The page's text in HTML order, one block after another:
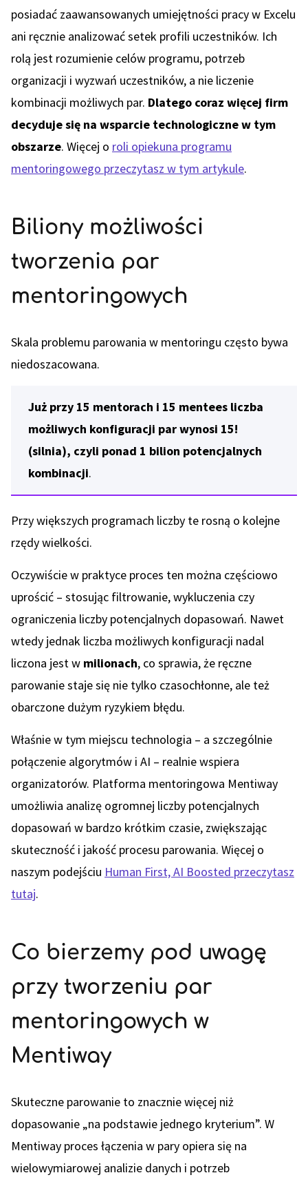
posiadać zaawansowanych umiejętności pracy w Excelu
ani ręcznie analizować setek profili uczestników. Ich
rolą jest rozumienie celów programu, potrzeb
organizacji i wyzwań uczestników, a nie liczenie
kombinacji możliwych par. Dlatego coraz więcej firm
decyduje się na wsparcie technologiczne w tym
obszarze. Więcej o roli opiekuna programu
mentoringowego przeczytasz w tym artykule.
Biliony możliwości
tworzenia par
mentoringowych
Skala problemu parowania w mentoringu często bywa
niedoszacowana.
Już przy 15 mentorach i 15 mentees liczba
możliwych konfiguracji par wynosi 15!
(silnia), czyli ponad 1 bilion potencjalnych
kombinacji.
Przy większych programach liczby te rosną o kolejne
rzędy wielkości.
Oczywiście w praktyce proces ten można częściowo
uprościć – stosując filtrowanie, wykluczenia czy
ograniczenia liczby potencjalnych dopasowań. Nawet
wtedy jednak liczba możliwych konfiguracji nadal
liczona jest w milionach, co sprawia, że ręczne
parowanie staje się nie tylko czasochłonne, ale też
obarczone dużym ryzykiem błędu.
Właśnie w tym miejscu technologia – a szczególnie
połączenie algorytmów i AI – realnie wspiera
organizatorów. Platforma mentoringowa Mentiway
umożliwia analizę ogromnej liczby potencjalnych
dopasowań w bardzo krótkim czasie, zwiększając
skuteczność i jakość procesu parowania. Więcej o
naszym podejściu Human First, AI Boosted przeczytasz
tutaj.
Co bierzemy pod uwagę
przy tworzeniu par
mentoringowych w
Mentiway
Skuteczne parowanie to znacznie więcej niż
dopasowanie „na podstawie jednego kryterium”. W
Mentiway proces łączenia w pary opiera się na
wielowymiarowej analizie danych i potrzeb